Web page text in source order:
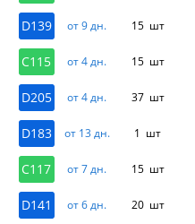
D139 от 9 дн. 15 шт
C115 от 4 дн. 15 шт
D205 от 4 дн. 37 шт
D183 от 13 дн. 1 шт
C117 от 7 дн. 15 шт
D141 от 6 дн. 20 шт